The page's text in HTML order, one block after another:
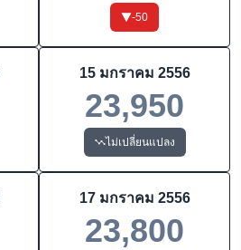
-50
15 มกราคม 2556
23,950
ไม่เปลี่ยนแปลง
17 มกราคม 2556
23,800